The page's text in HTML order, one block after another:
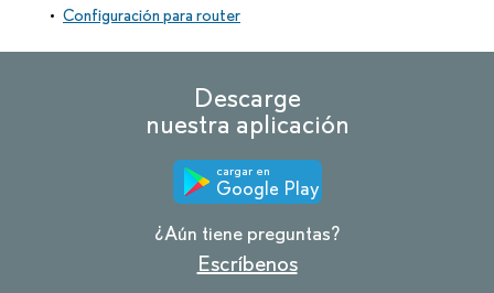
Configuración para router
Descarge
nuestra aplicación
cargar en
Google Play
¿Aún tiene preguntas?
Escríbenos